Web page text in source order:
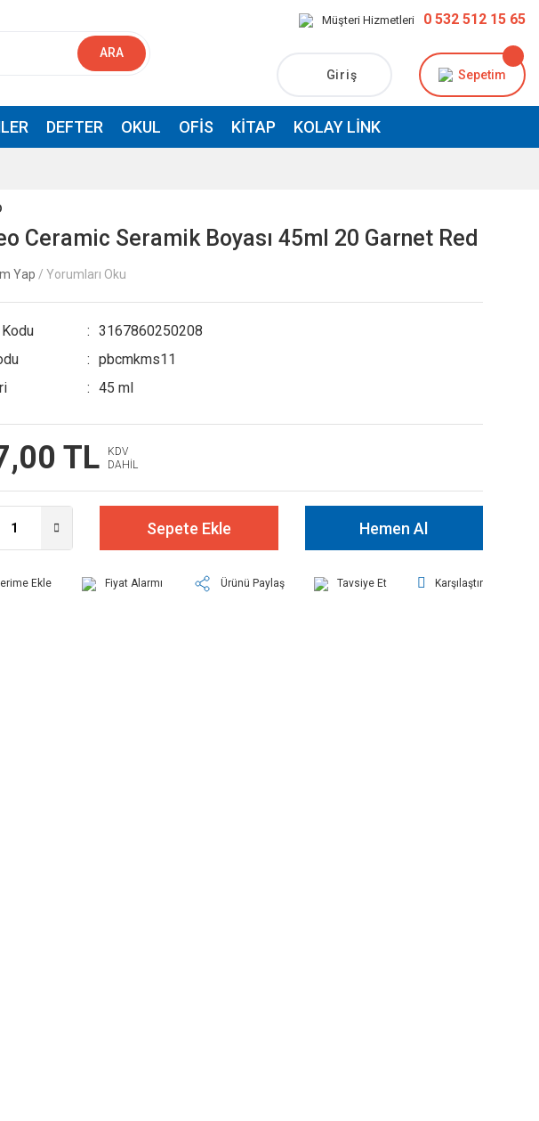
ARA
Müşteri Hizmetleri 0 532 512 15 65
Giriş Sepetim
DEFTER OKUL OFIS KITAP KOLAY LINK
Ceramic Seramik Boyası 45ml 20 Garnet Red
Yap / Yorumları Oku
3167860250208
pbcmkms11
45 ml
TL
KDV
DAHİL
Sepete Ekle Hemen Al
Fiyat Alarmı Ürünü Paylaş Tavsiye Et Karşılaştır